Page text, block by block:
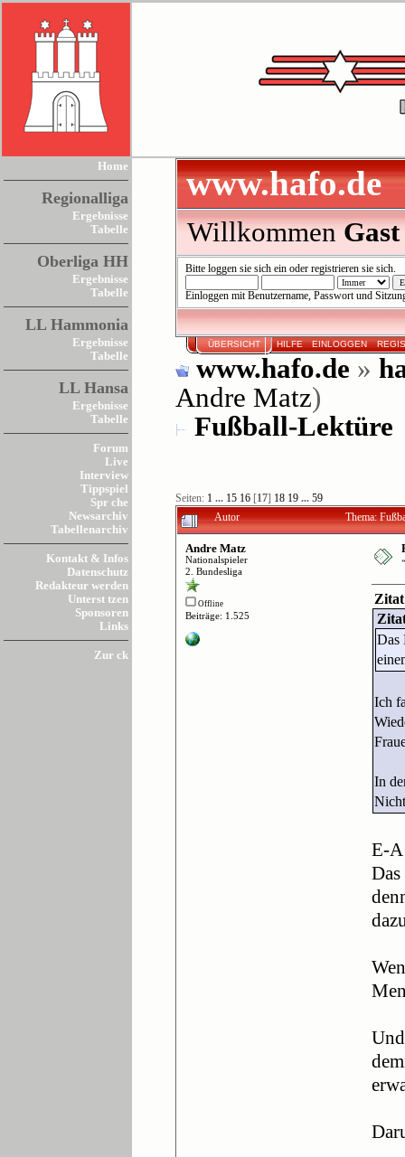
Home
Regionalliga
Ergebnisse
Tabelle
Oberliga HH
Ergebnisse
Tabelle
LL Hammonia
Ergebnisse
Tabelle
LL Hansa
Ergebnisse
Tabelle
Forum
Live
Interview
Tippspiel
Spr che
Newsarchiv
Tabellenarchiv
Kontakt & Infos
Datenschutz
Redakteur werden
Unterst tzen
Sponsoren
Links
Zur ck
www.hafo.de
WillkommenGast
Bitte loggen sie sich einoder registrieren sie sich.
Einloggen mit Benutzername, Passwort und
ÜBERSICHT HILFE EINLOGGEN
www.hafo.de »
Andre Matz)
Fußball-Lektüre
Seiten: 1 ... 15 16[17] 18 19 ... 59
Autor Thema:
Andre Matz
Nationalspieler
2. Bundesliga
Offline
Beiträge: 1.525
Zitat
Das
Ich
In
E-A